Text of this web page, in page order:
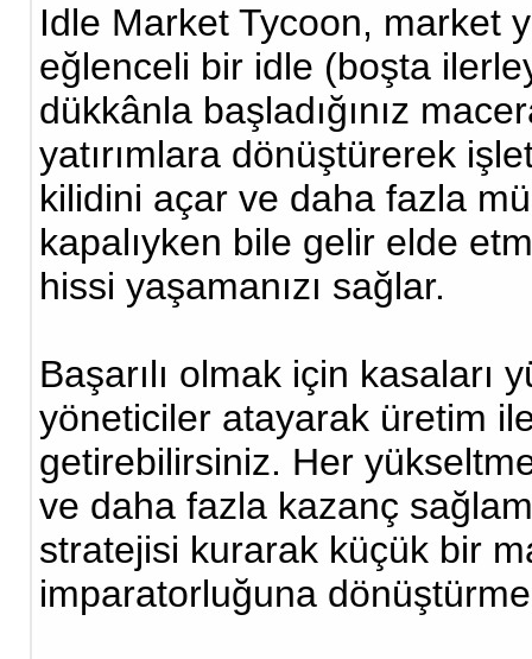
Idle Market Tycoon, market
eğlenceli bir idle (boşta
dükkânla başladığınız
yatırımlara dönüştürerek
kilidini açar ve daha fazla
kapalıyken bile gelir elde
hissi yaşamanızı sağlar.
Başarılı olmak için kasaları
yöneticiler atayarak üretim
getirebilirsiniz. Her
ve daha fazla kazanç
stratejisi kurarak küçük bir
imparatorluğuna